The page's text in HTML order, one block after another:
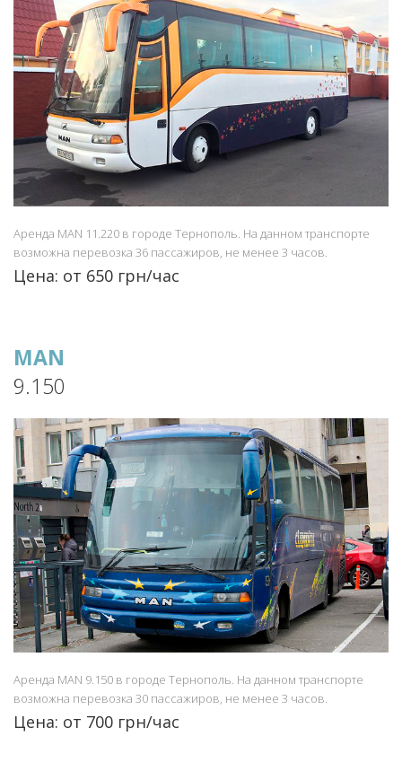
Аренда MAN 11.220 в городе Тернополь. На данном транспорте
возможна перевозка 36 пассажиров, не менее 3 часов.
Цена: от 650 грн/час
MAN
9.150
Аренда MAN 9.150 в городе Тернополь. На данном транспорте
возможна перевозка 30 пассажиров, не менее 3 часов.
Цена: от 700 грн/час